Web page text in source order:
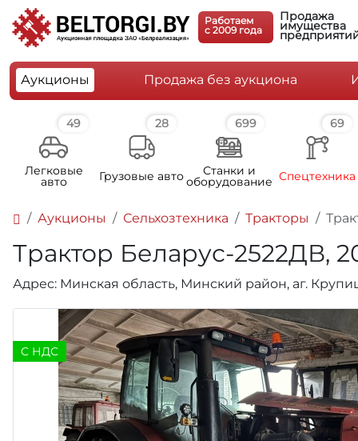
Работаем
c 2009 года
Продажа
имущества
Аукционы Продажа без аукциона
49
Легковые
авто
28
Грузовые авто
699
Станки и
оборудование
69
Спецтехника
Аукционы Сельхозтехника Тракторы
Трактор Беларус-2522ДВ,
Адрес: Минская область, Минский район, аг.
C НДС